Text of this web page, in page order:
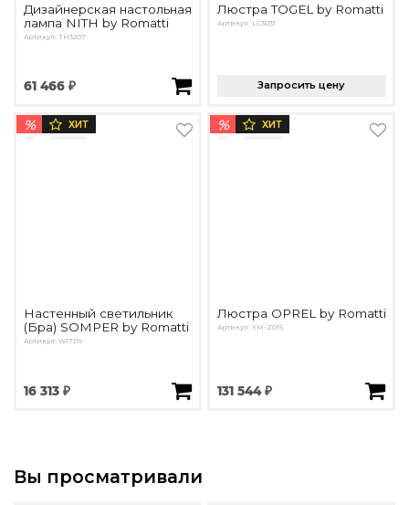
Дизайнерская настольная
лампа NITH by Romatti
Артикул: TH3207
61 466 ₽
Люстра TOGEL by Romatti
Артикул: LC3031
Запросить цену
% ХИТ
Настенный светильник
(Бра) SOMPER by Romatti
Артикул: W17119
16 313 ₽
% ХИТ
Люстра OPREL by Romatti
Артикул: YM-Z015
131 544 ₽
Вы просматривали